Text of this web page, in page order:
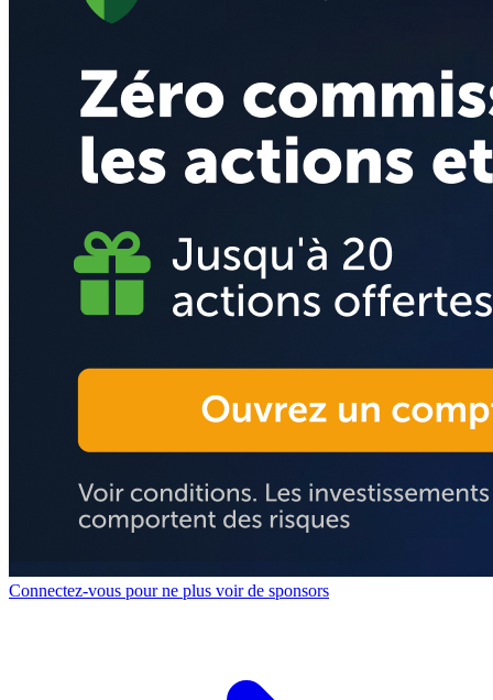
Connectez-vous pour ne plus voir de sponsors